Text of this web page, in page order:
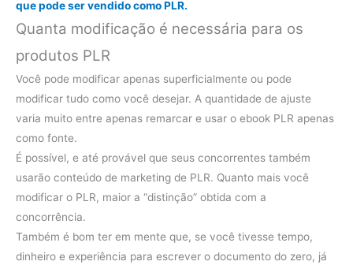
que pode ser vendido como PLR.
Quanta modificação é necessária para os
produtos PLR
Você pode modificar apenas superficialmente ou pode
modificar tudo como você desejar. A quantidade de ajuste
varia muito entre apenas remarcar e usar o ebook PLR apenas
como fonte.
É possível, e até provável que seus concorrentes também
usarão conteúdo de marketing de PLR. Quanto mais você
modificar o PLR, maior a “distinção” obtida com a
concorrência.
Também é bom ter em mente que, se você tivesse tempo,
dinheiro e experiência para escrever o documento do zero, já